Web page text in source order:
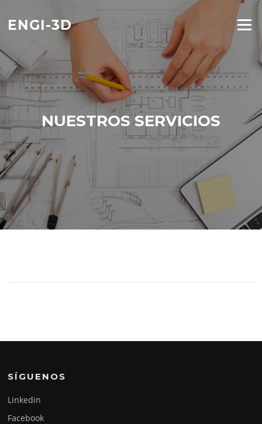
contenido
ENGI-3D Menú
NUESTROS SERVICIOS
SÍGUENOS
Linkedin
Facebook